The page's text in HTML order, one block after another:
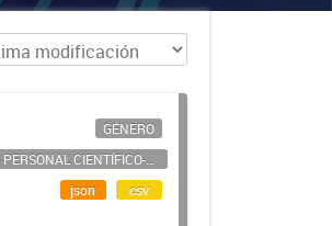
GÉNERO
PERSONAL CIENTÍFICO-TECNOLÓGICO
json
csv